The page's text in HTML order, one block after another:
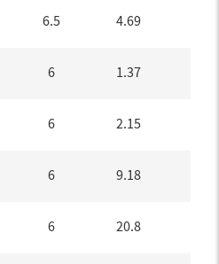
6.5 4.69
6 1.37
6 2.15
6 9.18
6 20.8